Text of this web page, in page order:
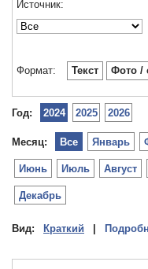
Источник:
Формат: Текст Фото /
Год: 2024 2025 2026
Месяц: Январь
Июнь Июль Август
Декабрь
Все
Вид: Краткий